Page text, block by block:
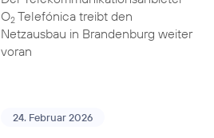
O2Telefónica treibt den
Netzausbau in Brandenburg weiter
voran
24. Februar 2026